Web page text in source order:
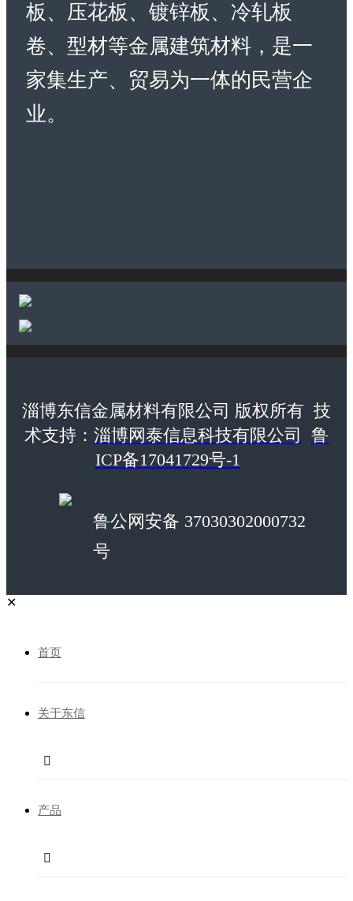
板、压花板、镀锌板、冷轧板
卷、型材等金属建筑材料，是一
家集生产、贸易为一体的民营企
业。
淄博东信金属材料有限公司 版权所有 技
术支持： 淄博网泰信息科技有限公司
鲁
ICP备17041729号-1
鲁公网安备 37030302000732
号
✕
首页
关于东信

产品
